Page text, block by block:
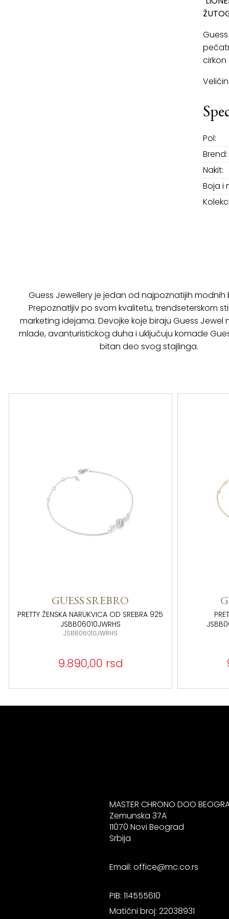
cirkon
Pol:
Brend:
Nakit:
Boja i
Guess Jewellery je jedan od najpoznatijih
Prepoznatljiv po svom kvalitetu, trendseterskom
marketing idejama. Devojke koje biraju Guess Jewel
mlade, avanturistickog duha i uključuju komade
bitan deo svog stajlinga.
GUESS SREBRO
PRETTY ŽENSKA NARUKVICA OD SREBRA 925
JSBB06010JWRHS
JSBB06010JWRHS
9.890,00 rsd
MASTER CHRONO DOO
Zemunska 37A
11070 Novi Beograd
Srbija
Email: office@mc.co.rs
PIB: 114555610
Matični broj: 22038931